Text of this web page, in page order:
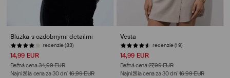
Blúzka s ozdobnými detailmi
recenzie (33)
14,99 EUR
Bežná cena 34,99 EUR
Najnižšia cena za 30 dní 16,99 EUR
Vesta
recenzie (19)
14,99 EUR
Bežná cena 27,99 EUR
Najnižšia cena za 30 dní 16,99 EUR